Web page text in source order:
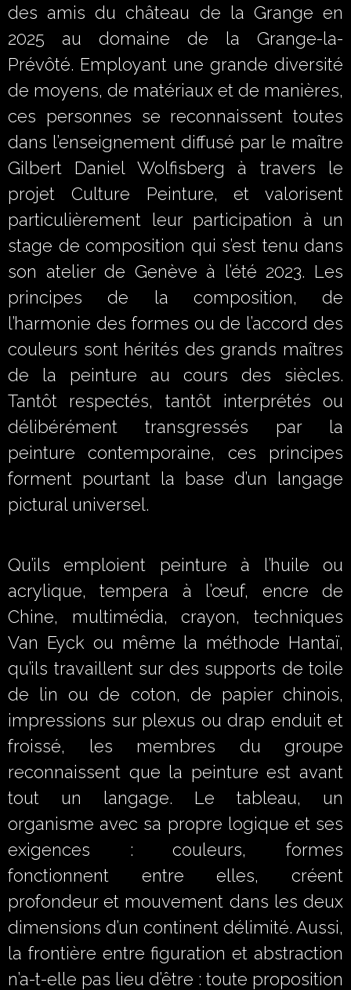
des amis du château de la Grange en
2025 au domaine de la Grange-la-
Prévôté. Employant une grande diversité
de moyens, de matériaux et de manières,
ces personnes se reconnaissent toutes
dans l’enseignement diffusé par le maître
Gilbert Daniel Wolfisberg à travers le
projet Culture Peinture, et valorisent
particulièrement leur participation à un
stage de composition qui s’est tenu dans
son atelier de Genève à l’été 2023. Les
principes de la composition, de
l’harmonie des formes ou de l’accord des
couleurs sont hérités des grands maîtres
de la peinture au cours des siècles.
Tantôt respectés, tantôt interprétés ou
délibérément transgressés par la
peinture contemporaine, ces principes
forment pourtant la base d’un langage
pictural universel.
Qu’ils emploient peinture à l’huile ou
acrylique, tempera à l’œuf, encre de
Chine, multimédia, crayon, techniques
Van Eyck ou même la méthode Hantaï,
qu’ils travaillent sur des supports de toile
de lin ou de coton, de papier chinois,
impressions sur plexus ou drap enduit et
froissé, les membres du groupe
reconnaissent que la peinture est avant
tout un langage. Le tableau, un
organisme avec sa propre logique et ses
exigences : couleurs, formes
fonctionnent entre elles, créent
profondeur et mouvement dans les deux
dimensions d’un continent délimité. Aussi,
la frontière entre figuration et abstraction
n’a-t-elle pas lieu d’être : toute proposition